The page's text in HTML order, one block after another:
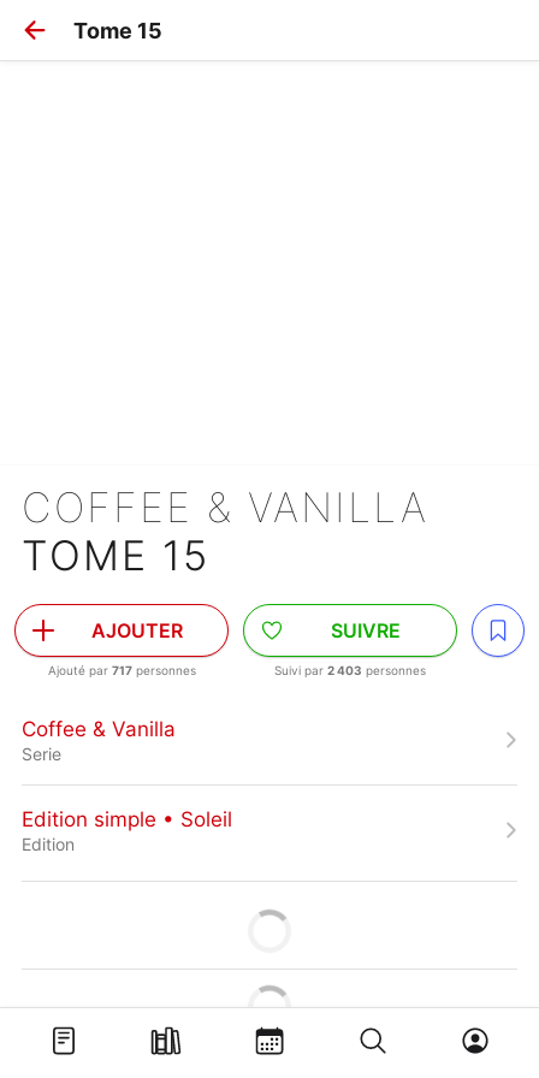
Tome 15
COFFEE & VANILLA
TOME 15
AJOUTER
Ajouté par 717personnes
SUIVRE
Suivi par 2 403 personnes
Coffee & Vanilla
Serie
Edition simple • Soleil
Edition